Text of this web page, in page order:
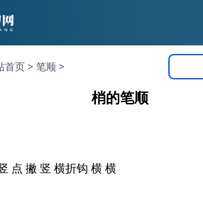
首页 > 笔顺 >
梢的笔顺
点 撇 竖 横折钩 横 横